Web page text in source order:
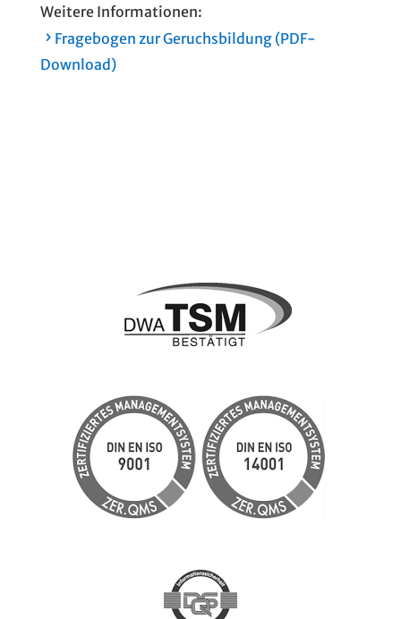
Weitere Informationen:
Fragebogen zur Geruchsbildung (PDF-
Download)